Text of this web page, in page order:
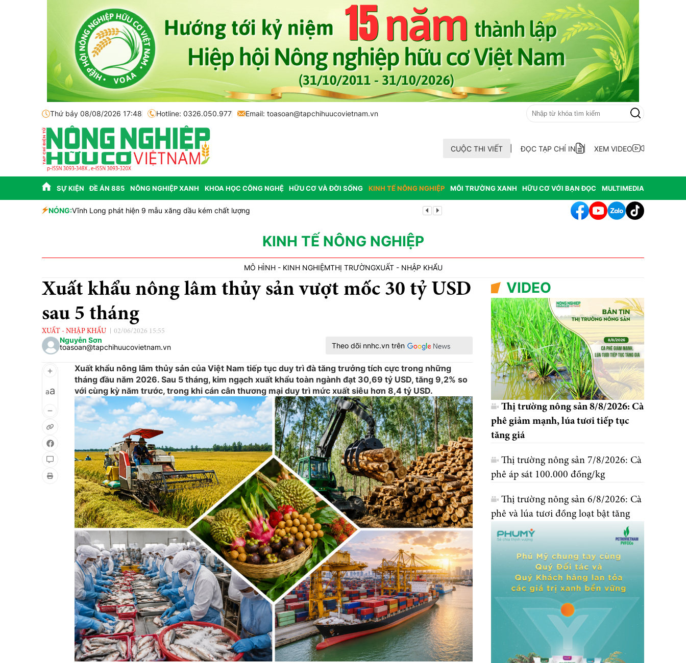
Thứ bảy 08/08/2026 17:48 Hotline: 0326.050.977 Email: toasoan@tapchihuucovietnam.vn
CUỘC THI VIẾT ĐỌC TẠP CHÍ IN XEM VIDEO
SỰ KIỆN ĐỀ ÁN 885 NÔNG NGHIỆP XANH KHOA HỌC CÔNG NGHỆ HỮU CƠ VÀ ĐỜI SỐNG KINH TẾ NÔNG NGHIỆP MÔI TRƯỜNG XANH HỮU CƠ VỚI BẠN ĐỌC MULTIMEDIA
NÓNG:
tiềm năng Vĩnh Long phát hiện 9 mẫu xăng dầu kém chất lượng Tổ chức lấy mẫu AND 70 hài cốt liệt sĩ chưa xác định thông tin tại xã Ea Kar tỉnh
KINH TẾ NÔNG NGHIỆP
MÔ HÌNH - KINH NGHIỆMTHỊ TRƯỜNGXUẤT - NHẬP KHẨU
Xuất khẩu nông lâm thủy sản vượt mốc 30 tỷ USD
sau 5 tháng
XUẤT - NHẬP KHẨU 02/06/2026 15:55
Nguyễn Sơn
toasoan@tapchihuucovietnam.vn
Theo dõi nnhc.vn trên
aa
Xuất khẩu nông lâm thủy sản của Việt Nam tiếp tục duy trì đà tăng trưởng tích cực trong những
tháng đầu năm 2026. Sau 5 tháng, kim ngạch xuất khẩu toàn ngành đạt 30,69 tỷ USD, tăng 9,2% so
với cùng kỳ năm trước, trong khi cán cân thương mại duy trì mức xuất siêu hơn 8,4 tỷ USD.
VIDEO
Thị trường nông sản 8/8/2026: Cà
phê giảm mạnh, lúa tươi tiếp tục
tăng giá
Thị trường nông sản 7/8/2026: Cà
phê áp sát 100.000 đồng/kg
Thị trường nông sản 6/8/2026: Cà
phê và lúa tươi đồng loạt bật tăng